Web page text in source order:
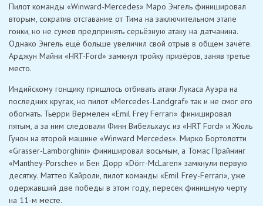
Пилот команды «Winward-Mercedes» Маро Энгель финишировал
вторым, сократив отставание от Тима на заключительном этапе
гонки, но не сумев предпринять серьёзную атаку на датчанина.
Однако Энгель ещё больше увеличил свой отрыв в общем зачёте.
Арджун Майни «HRT-Ford» замкнул тройку призёров, заняв третье
место.
Индийскому гонщику пришлось отбивать атаки Лукаса Ауэра на
последних кругах, но пилот «Mercedes-Landgraf» так и не смог его
обогнать. Тьерри Вермелен «Emil Frey Ferrari» финишировал
пятым, а за ним следовали Финн Вибельхаус из «HRT Ford» и Жюль
Гунон на второй машине «Winward Mercedes». Мирко Бортолотти
«Grasser-Lamborghini» финишировал восьмым, а Томас Прайнинг
«Manthey-Porsche» и Бен Дорр «Dörr-McLaren» замкнули первую
десятку. Маттео Кайроли, пилот команды «Emil Frey-Ferrari», уже
одержавший две победы в этом году, пересек финишную черту
на 11-м месте.